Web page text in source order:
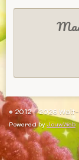
© 2012 - 2026
Powered by JouwWeb